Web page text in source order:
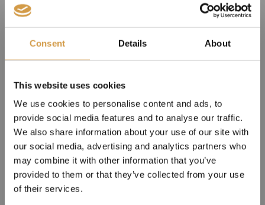
Consent Details About
This website uses cookies
We use cookies to personalise content and ads, to
provide social media features and to analyse our traffic.
We also share information about your use of our site with
our social media, advertising and analytics partners who
may combine it with other information that you’ve
provided to them or that they’ve collected from your use
of their services.